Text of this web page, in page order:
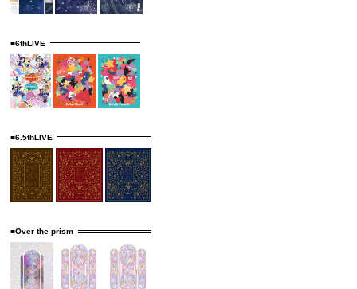
■6thLIVE
■6.5thLIVE
■Over the prism